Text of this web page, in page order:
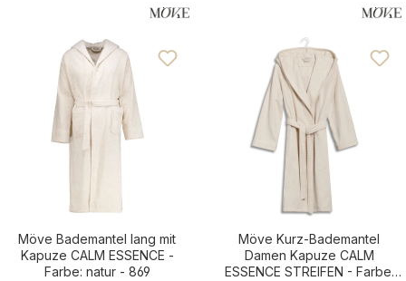
Möve Bademantel lang mit
Kapuze CALM ESSENCE -
Farbe: natur - 869
Möve Kurz-Bademantel
Damen Kapuze CALM
ESSENCE STREIFEN - Farbe: